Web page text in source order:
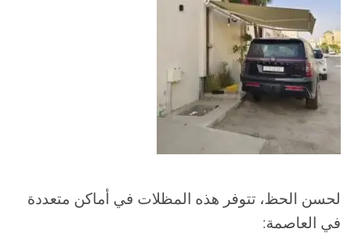
لحسن الحظ، تتوفر هذه المظلات في أماكن متعددة
في العاصمة: